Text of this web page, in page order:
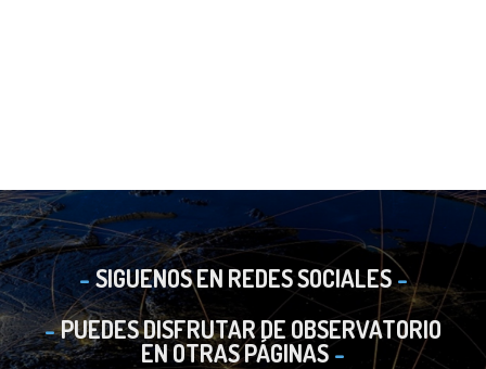
SIGUENOS EN REDES SOCIALES
PUEDES DISFRUTAR DE OBSERVATORIO
EN OTRAS PÁGINAS